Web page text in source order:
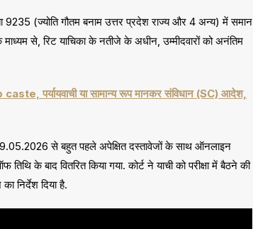
9235 (ज्योति गौतम बनाम उत्तर प्रदेश राज्य और 4 अन्य) में समान
माध्यम से, रिट याचिका के नतीजे के अधीन, उम्मीदवारों को अनंतिम
पर्यायवाची या सामान्य रूप मानकर संविधान (SC) आदेश,
से बहुत पहले अपेक्षित दस्तावेजों के साथ ऑनलाइन
के बाद वितरित किया गया. कोर्ट ने याची को परीक्षा में बैठने की
निर्देश दिया है.